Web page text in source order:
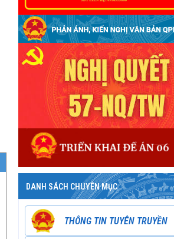
DANH SÁCH CHUYÊN MỤC
THÔNG TIN TUYÊN TRUYỀN